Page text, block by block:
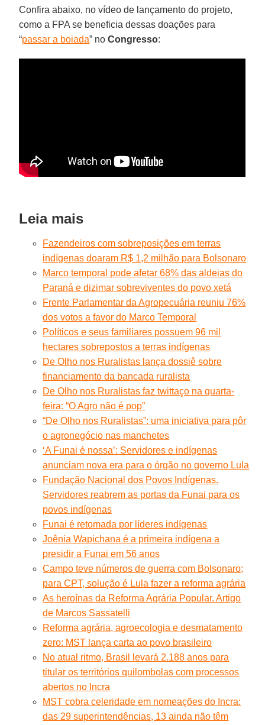
Confira abaixo, no vídeo de lançamento do projeto,
como a FPA se beneficia dessas doações para
“passar a boiada” noCongresso:
Leia mais
Fazendeiros com sobreposições em terras
indígenas doaram R$ 1,2 milhão para Bolsonaro
Marco temporal pode afetar 68% das aldeias do
Paraná e dizimar sobreviventes do povo xetá
Frente Parlamentar da Agropecuária reuniu 76%
dos votos a favor do Marco Temporal
Políticos e seus familiares possuem 96 mil
hectares sobrepostos a terras indígenas
De Olho nos Ruralistas lança dossiê sobre
financiamento da bancada ruralista
De Olho nos Ruralistas faz twittaço na quarta-
feira: “O Agro não é pop”
“De Olho nos Ruralistas”: uma iniciativa para pôr
o agronegócio nas manchetes
‘A Funai é nossa’: Servidores e indígenas
anunciam nova era para o órgão no governo Lula
Fundação Nacional dos Povos Indígenas.
Servidores reabrem as portas da Funai para os
povos indígenas
Funai é retomada por líderes indígenas
Joênia Wapichana é a primeira indígena a
presidir a Funai em 56 anos
Campo teve números de guerra com Bolsonaro;
para CPT, solução é Lula fazer a reforma agrária
As heroínas da Reforma Agrária Popular. Artigo
de Marcos Sassatelli
Reforma agrária, agroecologia e desmatamento
zero: MST lança carta ao povo brasileiro
No atual ritmo, Brasil levará 2.188 anos para
titular os territórios quilombolas com processos
abertos no Incra
MST cobra celeridade em nomeações do Incra:
das 29 superintendências, 13 ainda não têm